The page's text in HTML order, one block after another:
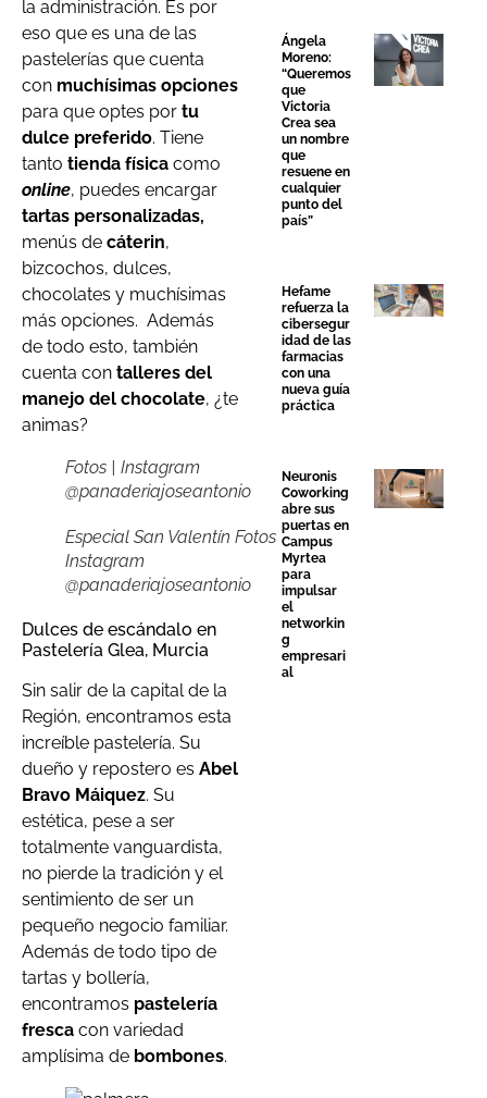
la administración. Es por
eso que es una de las
pastelerías que cuenta
con muchísimas opciones
para que optes por tu
dulce preferido. Tiene
tanto tienda física como
online, puedes encargar
tartas personalizadas,
menús de cáterin,
bizcochos, dulces,
chocolates y muchísimas
más opciones. Además
de todo esto, también
cuenta con talleres del
manejo del chocolate, ¿te
animas?
Fotos | Instagram
@panaderiajoseantonio
Especial San Valentín Fotos
Instagram
@panaderiajoseantonio
Dulces de escándalo en
Pastelería Glea, Murcia
Sin salir de la capital de la
Región, encontramos esta
increíble pastelería. Su
dueño y repostero es Abel
Bravo Máiquez. Su
estética, pese a ser
totalmente vanguardista,
no pierde la tradición y el
sentimiento de ser un
pequeño negocio familiar.
Además de todo tipo de
tartas y bollería,
encontramos pastelería
fresca con variedad
amplísima de bombones.
Ángela
Moreno:
“Queremos
que
Victoria
Crea sea
un nombre
que
resuene en
cualquier
punto del
país”
Hefame
refuerza la
cibersegur
idad de las
farmacias
con una
nueva guía
práctica
Neuronis
Coworking
abre sus
puertas en
Campus
Myrtea
para
impulsar
el
networkin
g
empresari
al